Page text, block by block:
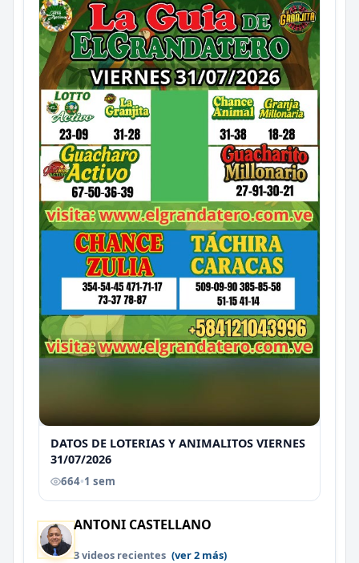
DATOS DE LOTERIAS Y ANIMALITOS VIERNES
31/07/2026
664•1 sem
ANTONI CASTELLANO
3 videos recientes (ver 2 más)